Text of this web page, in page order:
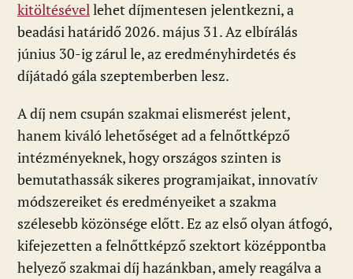
kitöltésévellehet díjmentesen jelentkezni, a
beadási határidő 2026. május 31. Az elbírálás
június 30-ig zárul le, az eredményhirdetés és
díjátadó gála szeptemberben lesz.
A díj nem csupán szakmai elismerést jelent,
hanem kiváló lehetőséget ad a felnőttképző
intézményeknek, hogy országos szinten is
bemutathassák sikeres programjaikat, innovatív
módszereiket és eredményeiket a szakma
szélesebb közönsége előtt. Ez az első olyan átfogó,
kifejezetten a felnőttképző szektort középpontba
helyező szakmai díj hazánkban, amely reagálva a